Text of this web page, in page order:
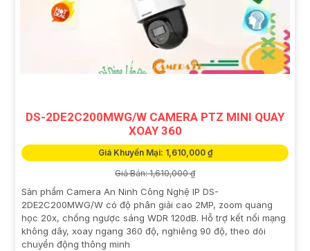
DS-2DE2C200MWG/W CAMERA PTZ MINI QUAY
XOAY 360
Giá Khuyến Mại: 1,610,000 ₫
Giá Bán: 1,610,000 ₫
Sản phẩm Camera An Ninh Công Nghệ IP DS-
2DE2C200MWG/W có độ phân giải cao 2MP, zoom quang
học 20x, chống ngược sáng WDR 120dB. Hỗ trợ kết nối mạng
không dây, xoay ngang 360 độ, nghiêng 90 độ, theo dõi
chuyển động thông minh